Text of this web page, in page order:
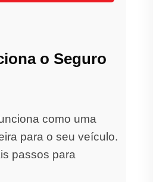
o Seguro
como uma
para o seu veículo.
passos para